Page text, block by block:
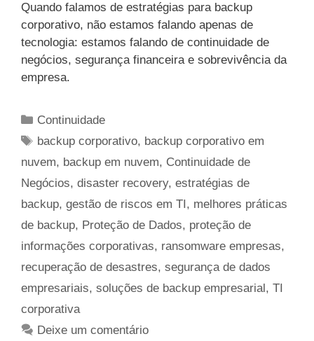
Quando falamos de estratégias para backup
corporativo, não estamos falando apenas de
tecnologia: estamos falando de continuidade de
negócios, segurança financeira e sobrevivência da
empresa.
Categorias
Continuidade
Tags
backup corporativo, backup corporativo em
nuvem, backup em nuvem, Continuidade de
Negócios, disaster recovery, estratégias de
backup, gestão de riscos em TI , melhores práticas
de backup, Proteção de Dados, proteção de
informações corporativas, ransomware empresas,
recuperação de desastres, segurança de dados
empresariais, soluções de backup empresarial , TI
corporativa
Deixe um comentário